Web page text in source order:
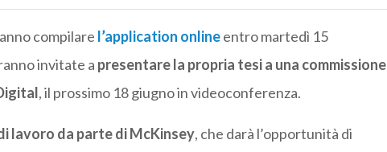
compilare l’application onlineentro martedì 15
invitate a presentare la propria tesi a una commissione
, il prossimo 18 giugno in videoconferenza.
lavoro da parte di McKinsey, che darà l’opportunità di